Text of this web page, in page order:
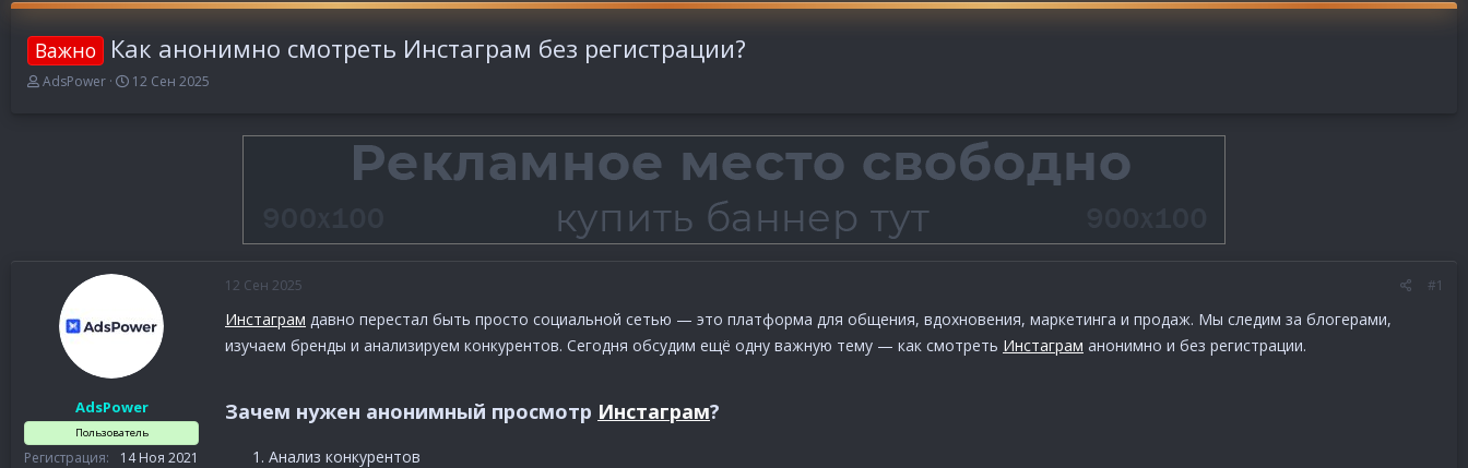
Важно Как анонимно смотреть Инстаграм без регистрации?
А
AdsPower
Д
а
12 Сен 2025
AdsPower
Пользователь
Регистрация
14 Ноя 2021
12 Сен 2025 #1
Инстаграм давно перестал быть просто социальной сетью — это платформа для общения, вдохновения, маркетинга и продаж. Мы следим за блогерами,
изучаем бренды и анализируем конкурентов. Сегодня обсудим ещё одну важную тему — как смотреть Инстаграм анонимно и без регистрации.
Зачем нужен анонимный просмотр Инстаграм?​
Анализ конкурентов